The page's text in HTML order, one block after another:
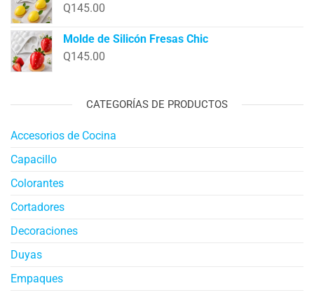
Q145.00
Molde de Silicón Fresas Chic
Q145.00
CATEGORÍAS DE PRODUCTOS
Accesorios de Cocina
Capacillo
Colorantes
Cortadores
Decoraciones
Duyas
Empaques